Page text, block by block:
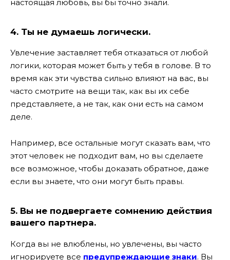
настоящая любовь, вы бы точно знали.
4. Ты не думаешь логически.
Увлечение заставляет тебя отказаться от любой
логики, которая может быть у тебя в голове. В то
время как эти чувства сильно влияют на вас, вы
часто смотрите на вещи так, как вы их себе
представляете, а не так, как они есть на самом
деле.
Например, все остальные могут сказать вам, что
этот человек не подходит вам, но вы сделаете
все возможное, чтобы доказать обратное, даже
если вы знаете, что они могут быть правы.
5. Вы не подвергаете сомнению действия
вашего партнера.
Когда вы не влюблены, но увлечены, вы часто
игнорируете все предупреждающие знаки. Вы